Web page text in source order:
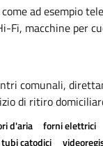
ad esempio
Fi, macchine per
comunali,
di ritiro
d'aria forni elettrici
tubi catodici